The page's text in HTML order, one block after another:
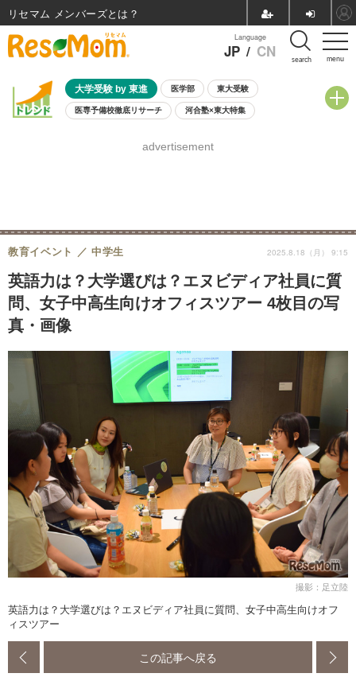
menu
Language
JP / CN search
大学受験 by 東進 医学部 東大受験
医専予備校徹底リサーチ 河合塾×東大特集
8月開催学校説明会・相談会
advertisement
英語力は？大学選びは？エヌビディア社員に質
問、女子中高生向けオフィスツアー 4枚目の写
真・画像
教育イベント 中学生 2025.8.18（月） 9:15
撮影：足立陸
英語力は？大学選びは？エヌビディア社員に質問、女子中高生向けオフ
ィスツアー
この記事へ戻る
リセマム メンバーズ